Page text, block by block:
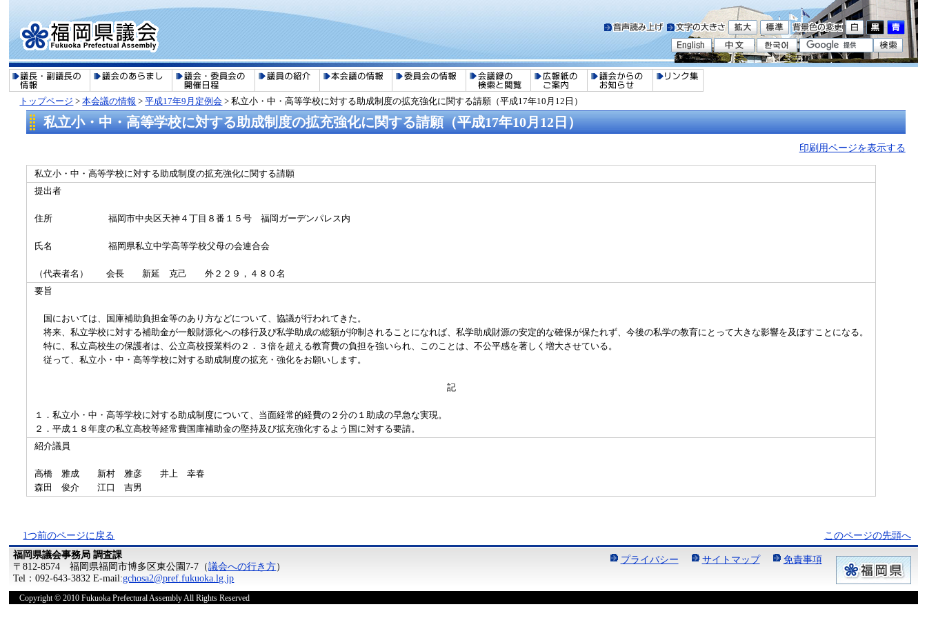
トップページ >本会議の情報 >平成17年9月定例会 > 私立小・中・高等学校に対する助成制度の拡充強化に関する請願（平成17年10月12日）
私立小・中・高等学校に対する助成制度の拡充強化に関する請願（平成17年10月12日）
印刷用ページを表示する
私立小・中・高等学校に対する助成制度の拡充強化に関する請願
提出者
住所 福岡市中央区天神４丁目８番１５号 福岡ガーデンパレス内
氏名 福岡県私立中学高等学校父母の会連合会
（代表者名） 会長 新延 克己 外２２９，４８０名
要旨
国においては、国庫補助負担金等のあり方などについて、協議が行われてきた。
将来、私立学校に対する補助金が一般財源化への移行及び私学助成の総額が抑制されることになれば、私学助成財源の安定的な確保が保たれず、今後の私学の教育にとって大きな影響を及ぼすことになる。
特に、私立高校生の保護者は、公立高校授業料の２．３倍を超える教育費の負担を強いられ、このことは、不公平感を著しく増大させている。
従って、私立小・中・高等学校に対する助成制度の拡充・強化をお願いします。
記
１．私立小・中・高等学校に対する助成制度について、当面経常的経費の２分の１助成の早急な実現。
２．平成１８年度の私立高校等経常費国庫補助金の堅持及び拡充強化するよう国に対する要請。
紹介議員
高橋 雅成 新村 雅彦 井上 幸春
森田 俊介 江口 吉男
1つ前のページに戻る
このページの先頭へ
福岡県議会事務局 調査課
〒812-8574 福岡県福岡市博多区東公園7-7（議会への行き方）
Tel：092-643-3832 E-mail:gchosa2@pref.fukuoka.lg.jp
プライバシー サイトマップ 免責事項
Copyright © 2010 Fukuoka Prefectural Assembly All Rights Reserved